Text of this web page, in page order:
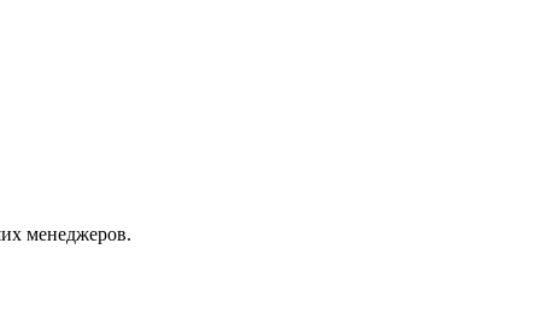
менеджеров.